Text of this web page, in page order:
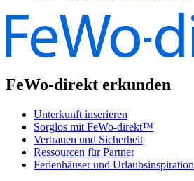
FeWo-direkt erkunden
Unterkunft inserieren
Sorglos mit FeWo-direkt™
Vertrauen und Sicherheit
Ressourcen für Partner
Ferienhäuser und Urlaubsinspiration